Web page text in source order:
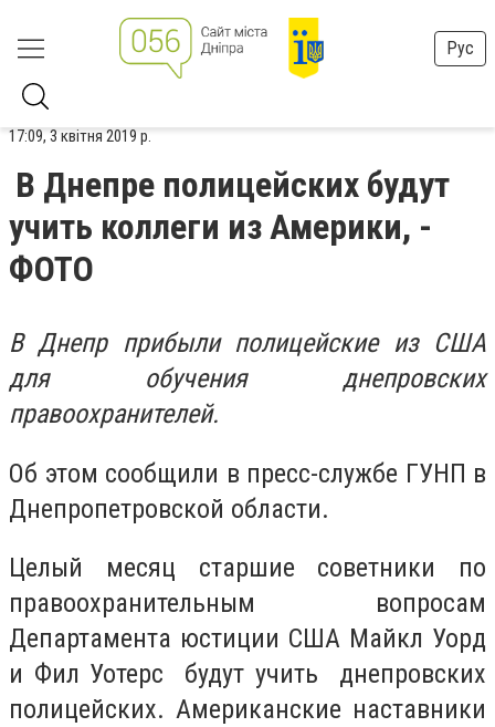
Рус
17:09, 3 квітня 2019 р.
В Днепре полицейских будут
учить коллеги из Америки, -
ФОТО
В Днепр прибыли полицейские из США
для обучения днепровских
правоохранителей.
Об этом сообщили в пресс-службе ГУНП в
Днепропетровской области.
Целый месяц старшие советники по
правоохранительным вопросам
Департамента юстиции США Майкл Уорд
и Фил Уотерс будут учить днепровских
полицейских. Американские наставники